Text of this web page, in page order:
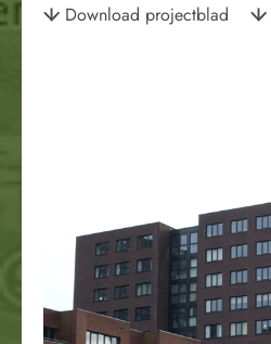
Download projectblad